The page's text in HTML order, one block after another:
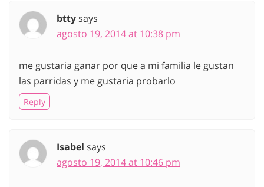
bttysays
agosto 19, 2014 at 10:38 pm
me gustaria ganar por que a mi familia le gustan
las parridas y me gustaria probarlo
Reply
Isabel says
agosto 19, 2014 at 10:46 pm